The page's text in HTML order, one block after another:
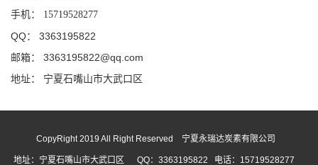
手机：
15719528277
QQ： 3363195822
邮箱： 3363195822@qq.com
地址： 宁夏石嘴山市大武口区
CopyRight 2019 All Right Reserved 宁夏永瑞达炭素有限公司
地址：宁夏石嘴山市大武口区 QQ：3363195822 电话：15719528277